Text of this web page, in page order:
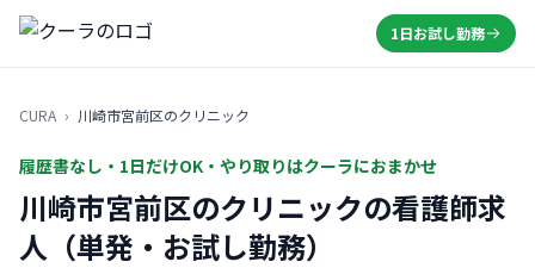
1日お試し勤務
CURA › 川崎市宮前区のクリニック
履歴書なし・1日だけOK・やり取りはクーラにおまかせ
川崎市宮前区のクリニックの看護師求
人（単発・お試し勤務）